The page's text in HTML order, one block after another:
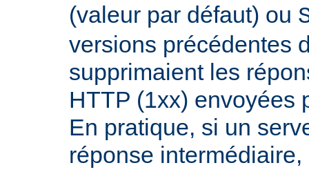
(valeur par défaut) ou
versions précédentes
supprimaient les
HTTP (1xx) envoyées
En pratique, si un
réponse